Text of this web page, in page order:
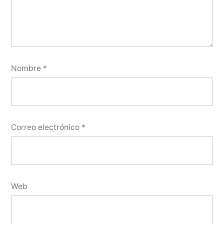
Nombre *
Correo electrónico *
Web